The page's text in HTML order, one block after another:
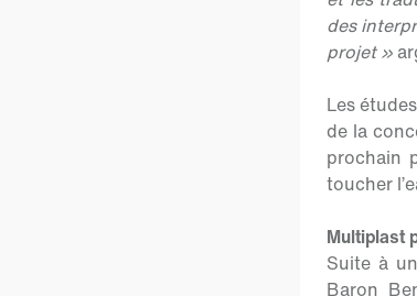
des
projet »
Les
de la
prochain
toucher
Multiplast
Suite à
Baron